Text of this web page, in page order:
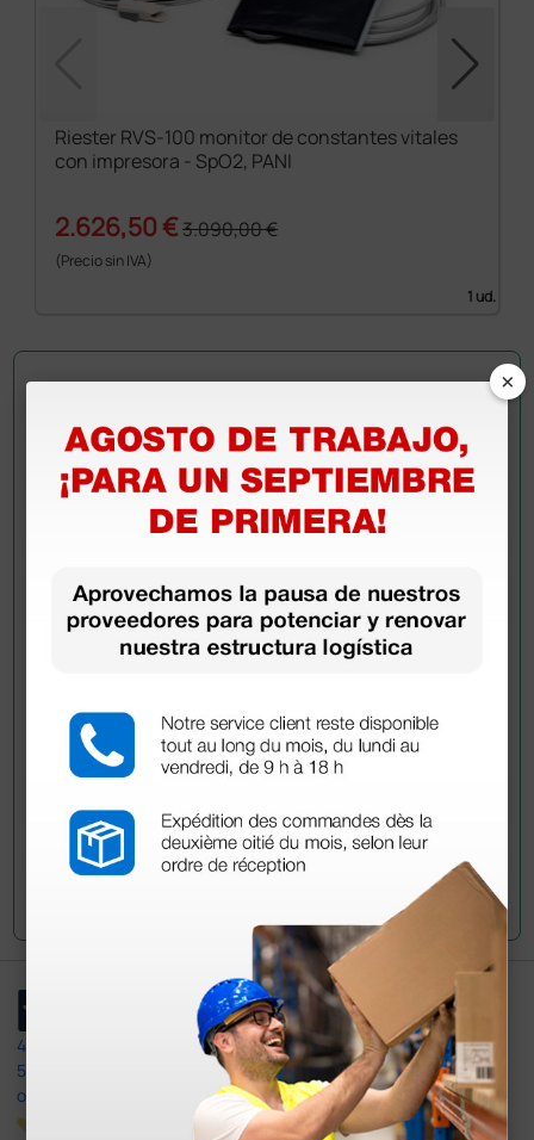
Riester RVS-100 monitor de constantes vitales
con impresora - SpO2, PANI
2.626,50 €3.090,00 €
(Precio sin IVA)
1 ud.
¿Todavía tienes alguna duda? ¿Necesitas más
información?
Envía ahora mismo tu pregunta a los colegas que ya
4,4
597
opiniones
×